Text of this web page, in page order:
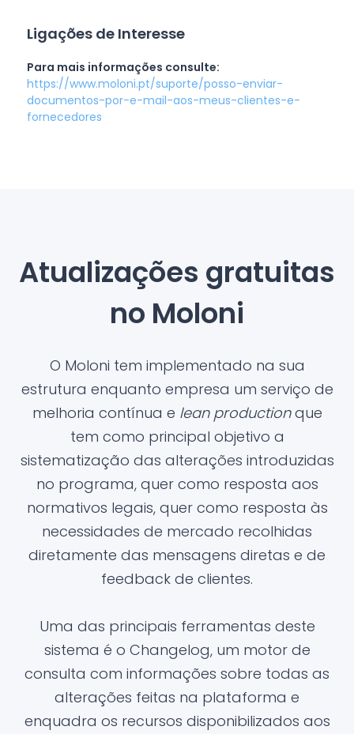
Ligações de Interesse
Para mais informações consulte:
https://www.moloni.pt/suporte/posso-enviar-
documentos-por-e-mail-aos-meus-clientes-e-
fornecedores
Atualizações gratuitas
no Moloni
O Moloni tem implementado na sua
estrutura enquanto empresa um serviço de
melhoria contínua e lean productionque
tem como principal objetivo a
sistematização das alterações introduzidas
no programa, quer como resposta aos
normativos legais, quer como resposta às
necessidades de mercado recolhidas
diretamente das mensagens diretas e de
feedback de clientes.
Uma das principais ferramentas deste
sistema é o Changelog, um motor de
consulta com informações sobre todas as
alterações feitas na plataforma e
enquadra os recursos disponibilizados aos